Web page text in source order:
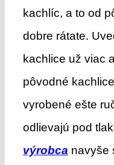
kachlíc, a to od
dobre rátate.
kachlice už viac
pôvodné
vyrobené ešte
odlievajú pod
výrobca navyše